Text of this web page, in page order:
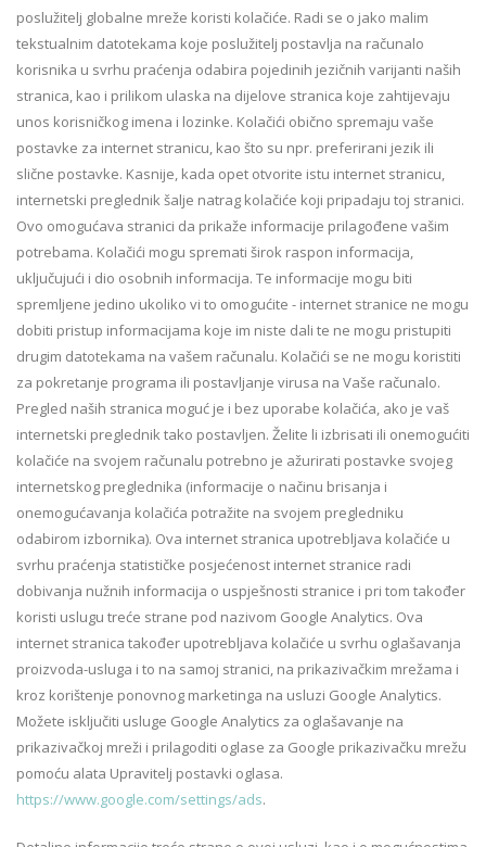
poslužitelj globalne mreže koristi kolačiće. Radi se o jako malim
tekstualnim datotekama koje poslužitelj postavlja na računalo
korisnika u svrhu praćenja odabira pojedinih jezičnih varijanti naših
stranica, kao i prilikom ulaska na dijelove stranica koje zahtijevaju
unos korisničkog imena i lozinke. Kolačići obično spremaju vaše
postavke za internet stranicu, kao što su npr. preferirani jezik ili
slične postavke. Kasnije, kada opet otvorite istu internet stranicu,
internetski preglednik šalje natrag kolačiće koji pripadaju toj stranici.
Ovo omogućava stranici da prikaže informacije prilagođene vašim
potrebama. Kolačići mogu spremati širok raspon informacija,
uključujući i dio osobnih informacija. Te informacije mogu biti
spremljene jedino ukoliko vi to omogućite - internet stranice ne mogu
dobiti pristup informacijama koje im niste dali te ne mogu pristupiti
drugim datotekama na vašem računalu. Kolačići se ne mogu koristiti
za pokretanje programa ili postavljanje virusa na Vaše računalo.
Pregled naših stranica moguć je i bez uporabe kolačića, ako je vaš
internetski preglednik tako postavljen. Želite li izbrisati ili onemogućiti
kolačiće na svojem računalu potrebno je ažurirati postavke svojeg
internetskog preglednika (informacije o načinu brisanja i
onemogućavanja kolačića potražite na svojem pregledniku
odabirom izbornika). Ova internet stranica upotrebljava kolačiće u
svrhu praćenja statističke posjećenost internet stranice radi
dobivanja nužnih informacija o uspješnosti stranice i pri tom također
koristi uslugu treće strane pod nazivom Google Analytics. Ova
internet stranica također upotrebljava kolačiće u svrhu oglašavanja
proizvoda-usluga i to na samoj stranici, na prikazivačkim mrežama i
kroz korištenje ponovnog marketinga na usluzi Google Analytics.
Možete isključiti usluge Google Analytics za oglašavanje na
prikazivačkoj mreži i prilagoditi oglase za Google prikazivačku mrežu
pomoću alata Upravitelj postavki oglasa.
https://www.google.com/settings/ads.